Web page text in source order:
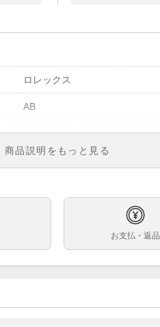
ロレックス
AB
-
40mm
商品説明をもっと見る
お支払・返品